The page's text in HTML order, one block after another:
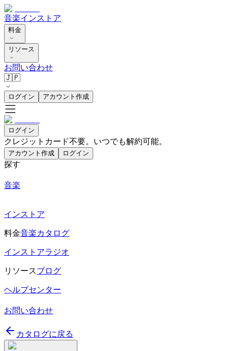
音楽インストア
料金
リソース
お問い合わせ
🇯🇵
ログイン アカウント作成
ログイン
クレジットカード不要。いつでも解約可能。
アカウント作成 ログイン
探す
音楽
インストア
料金音楽カタログ
インストアラジオ
リソースブログ
ヘルプセンター
お問い合わせ
カタログに戻る